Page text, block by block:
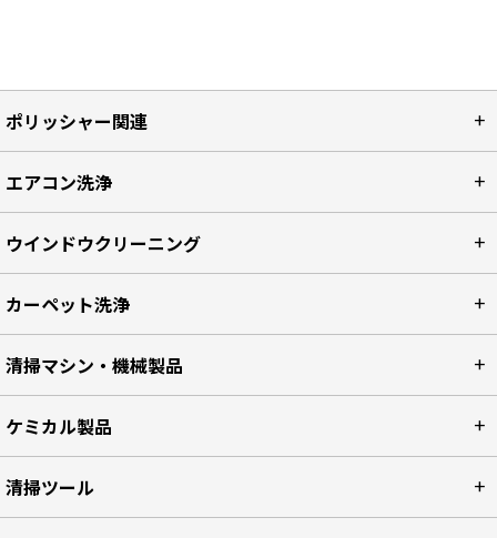
ポリッシャー関連
エアコン洗浄
ウインドウクリーニング
カーペット洗浄
清掃マシン・機械製品
ケミカル製品
清掃ツール